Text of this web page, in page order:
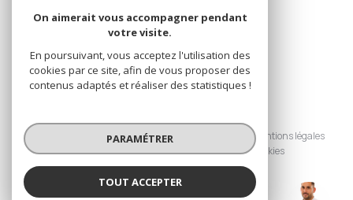
VASSEUR (EI)
SE CONNECTER
Nos honoraires
Nos partenaires
Mentions légales
Admin
Politique RGPD Cookies
Réalisé par :
On aimerait vous accompagner pendant
votre visite.
En poursuivant, vous acceptez l'utilisation des
cookies par ce site, afin de vous proposer des
contenus adaptés et réaliser des statistiques !
PARAMÉTRER
TOUT ACCEPTER